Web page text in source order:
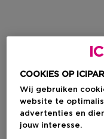
COOKIES OP
Wij gebruiken
website te
advertenties en
jouw interesse.